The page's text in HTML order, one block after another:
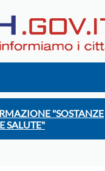
"SOSTANZE
SALUTE"